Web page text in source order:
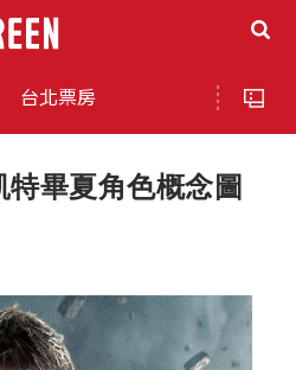
台北票房
特畢夏角色概念圖